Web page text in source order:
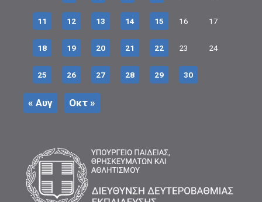
11 12 13 14 15 16 17
18 19 20 21 22 23 24
25 26 27 28 29 30
« Αυγ Οκτ »